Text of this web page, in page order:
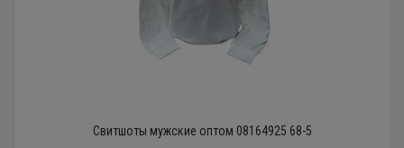
Свитшоты мужские оптом 08164925 68-5